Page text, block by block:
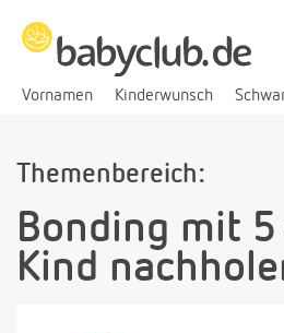
Vornamen Kinderwunsch
Themenbereich:
Bonding mit
Kind